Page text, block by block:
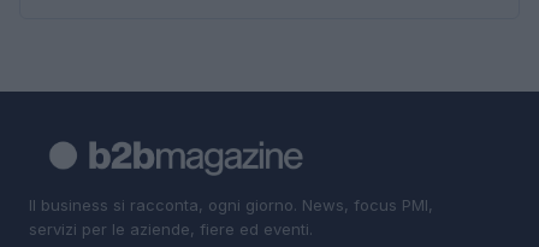
Il business si racconta, ogni giorno. News, focus PMI,
servizi per le aziende, fiere ed eventi.